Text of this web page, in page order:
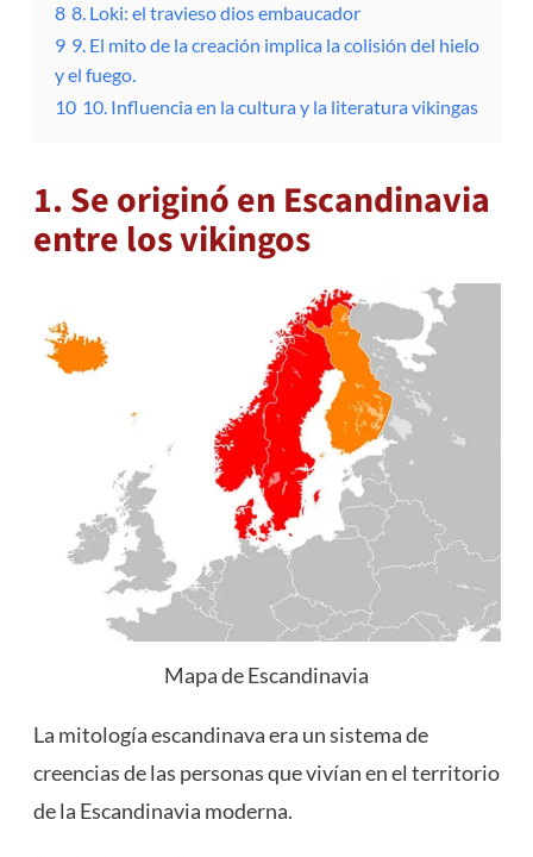
8 8. Loki: el travieso dios embaucador
9 9. El mito de la creación implica la colisión del hielo
y el fuego.
10 10. Influencia en la cultura y la literatura vikingas
1. Se originó en Escandinavia
entre los vikingos
Mapa de Escandinavia
La mitología escandinava era un sistema de
creencias de las personas que vivían en el territorio
de la Escandinavia moderna.